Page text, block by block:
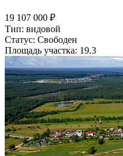
19 107 000 ₽
Тип: видовой
Статус: Свободен
Площадь участка: 19.3